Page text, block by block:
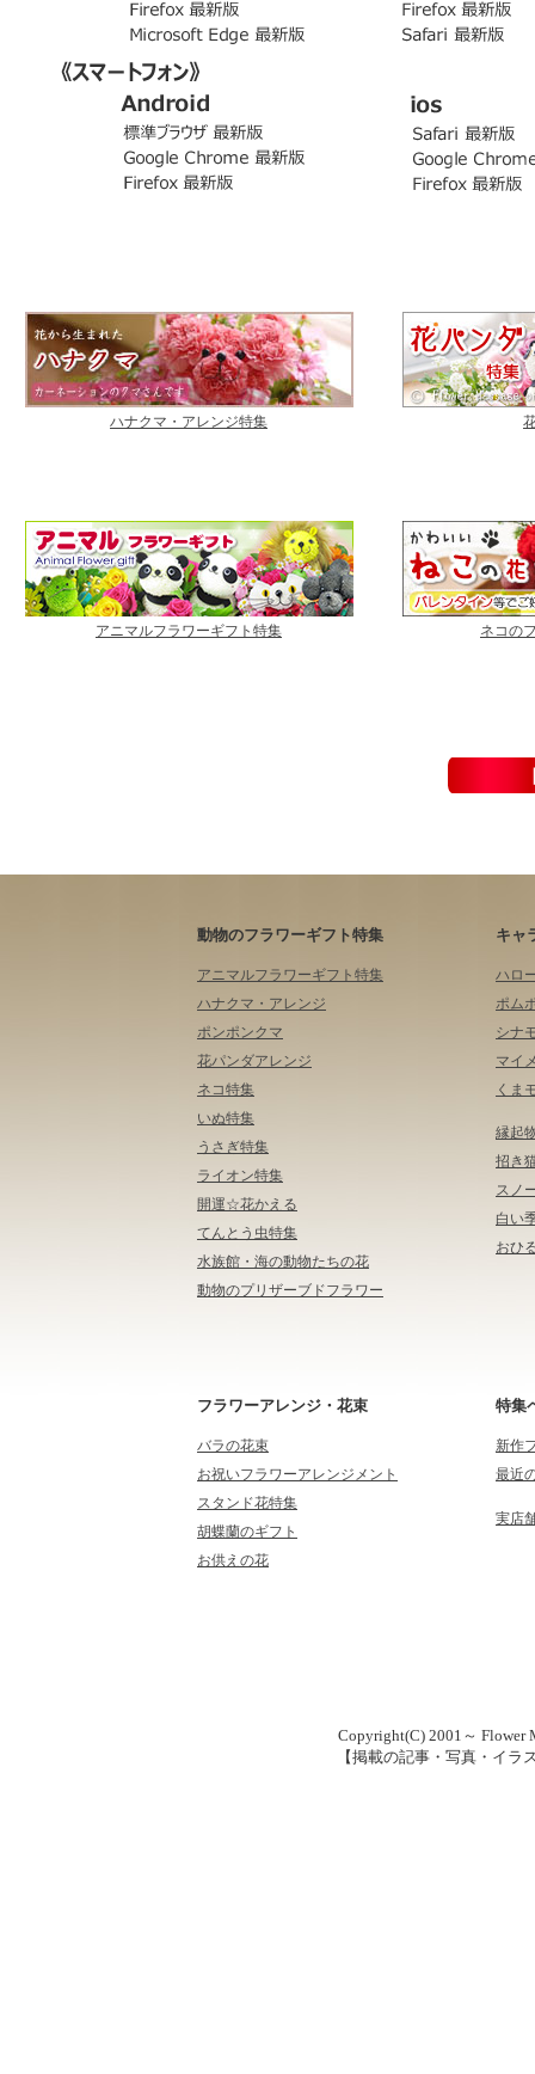
ハナクマ・アレンジ特集
アニマルフラワーギフト特集 ネコの
動物のフラワーギフト特集 キャ
アニマルフラワーギフト特集
ハナクマ・アレンジ
ポンポンクマ
花パンダアレンジ
ネコ特集
いぬ特集
うさぎ特集
ライオン特集
開運☆花かえる
てんとう虫特集
水族館・海の動物たちの花
動物のプリザーブドフラワー
ハロ
ポム
シナ
マイ
くま
縁起
招き
スノ
白い
おひ
フラワーアレンジ・花束 特集
バラの花束
お祝いフラワーアレンジメント
スタンド花特集
胡蝶蘭のギフト
お供えの花
新作
最近
実店
Copyright(C) 2001～ Flower
【掲載の記事・写真・イ